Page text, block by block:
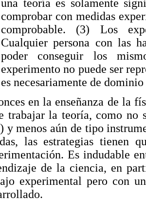
una teoría es solamente
comprobar con medidas
comprobable. (3) Los
Cualquier persona con las
poder conseguir los
experimento no puede ser
es necesariamente de
en la enseñanza de la
trabajar la teoría, como no
y menos aún de tipo
las estrategias
Es indudable
de la ciencia, en
experimental pero con